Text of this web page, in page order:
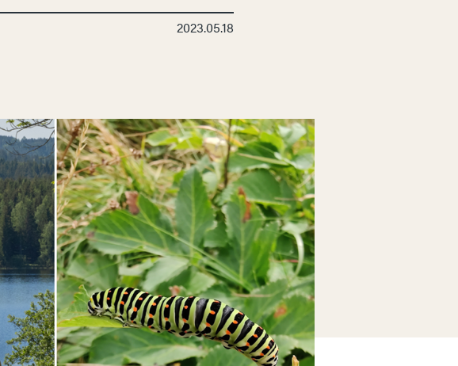
2023.05.18